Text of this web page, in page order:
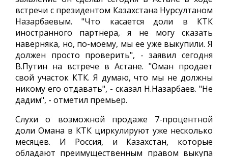
встречи с президентом Казахстана Нурсултаном
Назарбаевым. "Что касается доли в КТК
иностранного партнера, я не могу сказать
наверняка, но, по-моему, мы ее уже выкупили. Я
должен просто проверить", - заявил сегодня
В.Путин на встрече в Астане. "Оман продает
свой участок КТК. Я думаю, что мы не должны
никому его отдавать", - сказал Н.Назарбаев. "Не
дадим", - отметил премьер.
Слухи о возможной продаже 7-процентной
доли Омана в КТК циркулируют уже несколько
месяцев. И Россия, и Казахстан, которые
обладают преимущественным правом выкупа